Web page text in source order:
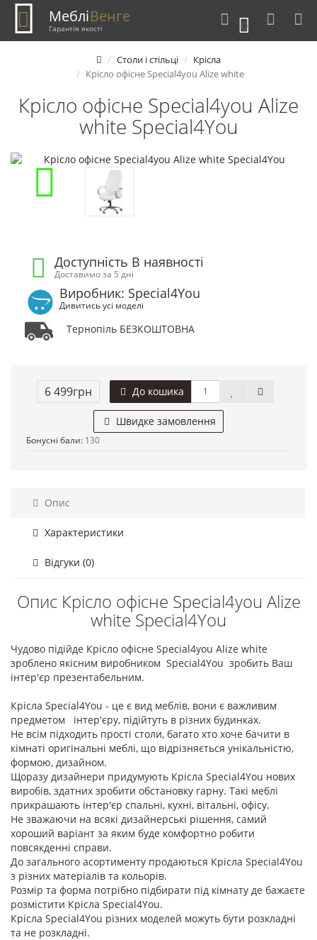
0
МебліВенге
Гарантія якості
Столи і стільці
Крісла
Крісло офісне Special4you Alizе whitе
Крісло офісне Special4you Alizе
whitе Special4You
Доступність В наявності
Доставимо за 5 дні
Виробник: Special4You
Дивитись усі моделі
Тернопіль БЕЗКОШТОВНА
6 499грн До кошика
Швидке замовлення
Бонусні бали: 130
Опис
Характеристики
Відгуки (0)
Опис Крісло офісне Special4you Alizе
whitе Special4You
Чудово підійде Крісло офісне Special4you Alizе whitе
зроблено якісним виробником Special4You зробить Ваш
інтер'єр презентабельним.
Крісла Special4You - це є вид меблів, вони є важливим
предметом інтер'єру, підійтуть в різних будинках.
Не всім підходить прості столи, багато хто хоче бачити в
кімнаті оригінальні меблі, що відрізняється унікальністю,
формою, дизайном.
Щоразу дизайнери придумують Крісла Special4You нових
виробів, здатних зробити обстановку гарну. Такі меблі
прикрашають інтер'єр спальні, кухні, вітальні, офісу.
Не зважаючи на всякі дизайнерські рішення, самий
хороший варіант за яким буде комфортно робити
повсякденні справи.
До загального асортименту продаються Крісла Special4You
з різних матеріалів та кольорів.
Розмір та форма потрібно підбирати під кімнату де бажаєте
розмістити Крісла Special4You.
Крісла Special4You різних моделей можуть бути розкладні
та не розкладні.